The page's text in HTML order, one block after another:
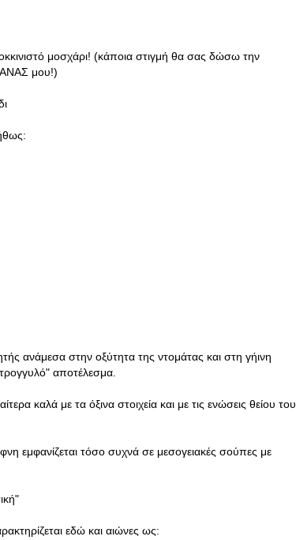
μοσχάρι! (κάποια στιγμή θα σας δώσω την
μου!)
ανάμεσα στην οξύτητα της ντομάτας και στη γήινη
αποτέλεσμα.
καλά με τα όξινα στοιχεία και με τις ενώσεις θείου του
εμφανίζεται τόσο συχνά σε μεσογειακές σούπες με
εδώ και αιώνες ως: